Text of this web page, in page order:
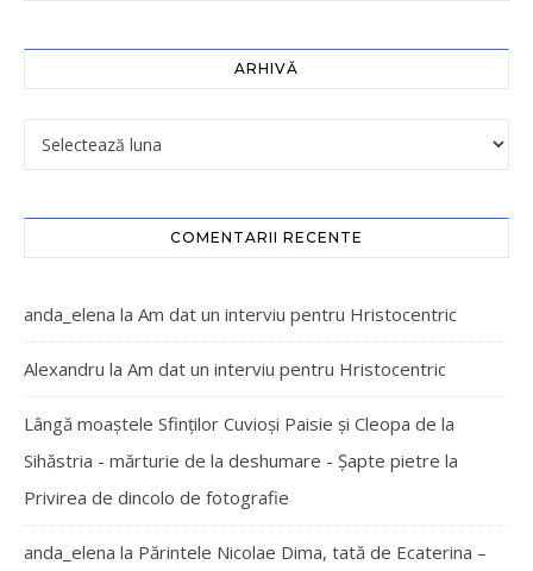
ARHIVĂ
COMENTARII RECENTE
anda_elena la Am dat un interviu pentru Hristocentric
Alexandru la Am dat un interviu pentru Hristocentric
Lângă moaștele Sfinților Cuvioși Paisie și Cleopa de la
Sihăstria - mărturie de la deshumare - Şapte pietre la
Privirea de dincolo de fotografie
anda_elena la Părintele Nicolae Dima, tată de Ecaterina –